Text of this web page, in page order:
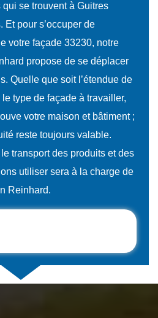
se trouvent à Guitres
Et pour s’occuper de
votre façade 33230, notre
propose de se déplacer
Quelle que soit l’étendue de
type de façade à travailler,
votre maison et bâtiment ;
reste toujours valable.
transport des produits et des
utiliser sera à la charge de
Reinhard.